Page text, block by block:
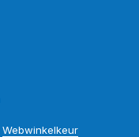
Webwinkelkeur